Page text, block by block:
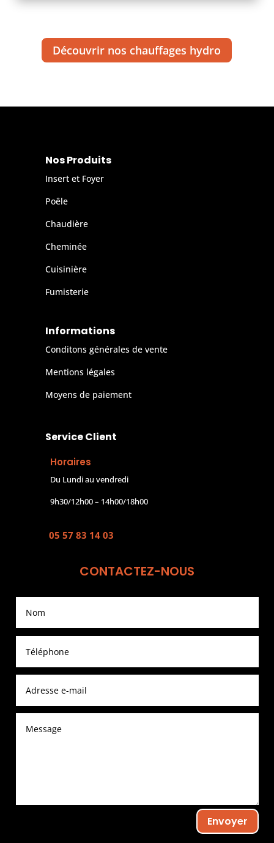
Découvrir nos chauffages hydro
Nos Produits
Insert et Foyer
Poêle
Chaudière
Cheminée
Cuisinière
Fumisterie
Informations
Conditons générales de vente
Mentions légales
Moyens de paiement
Service Client
Horaires
Du Lundi au vendredi
9h30/12h00 – 14h00/18h00
05 57 83 14 03
CONTACTEZ-NOUS
Envoyer